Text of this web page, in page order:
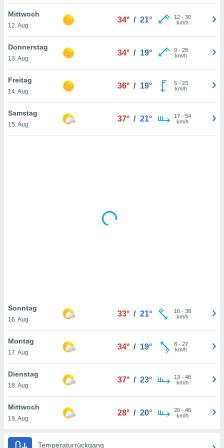
der
weiterhin
nicht
von
und
auf
klicken.
und
Mittwoch
12. Aug
34° / 21° 12- 30
km/h
Donnerstag
13. Aug
34° / 19° 9- 28
km/h
Freitag
14. Aug
36° / 19° 5- 23
km/h
Samstag
15. Aug
37° / 21° 17- 54
km/h
Sonntag
16. Aug
33° / 21° 16- 38
km/h
Montag
17. Aug
34° / 19° 8- 27
km/h
Dienstag
18. Aug
37° / 23° 13- 46
km/h
Mittwoch
19. Aug
28° / 20° 20- 46
km/h
Temperaturrückgang